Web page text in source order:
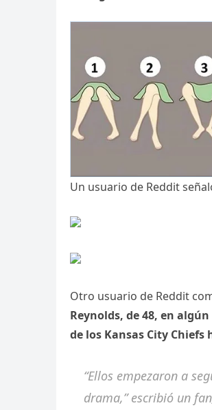
Un usuario de Reddit
Otro usuario de Reddit
Reynolds, de 48, en
de los Kansas City
“Ellos empezaron a
drama,” escribió un